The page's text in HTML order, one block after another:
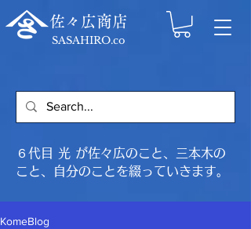
佐々広商店
SASAHIRO.co
６代目 光 が佐々広のこと、三本木の
こと、自分のことを綴っていきます。
KomeBlog